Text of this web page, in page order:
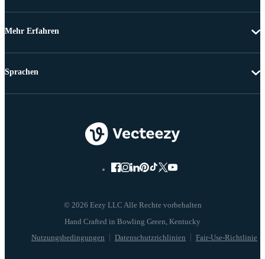
Mehr Erfahren
© 2026 Eezy LLC Alle Rechte vorbehalten
Nutzungsbedingungen Datenschutzrichlinien Fair-Use-Richtlinie
Sprachen